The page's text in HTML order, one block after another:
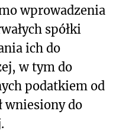
wprowadzenia
spółki
ich do
w tym do
podatkiem od
wniesiony do